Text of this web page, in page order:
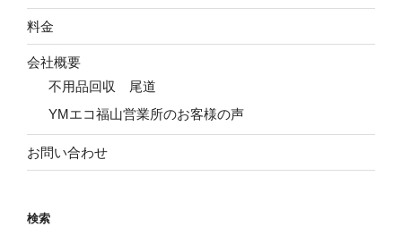
料金
会社概要
不用品回収 尾道
YMエコ福山営業所のお客様の声
お問い合わせ
検索